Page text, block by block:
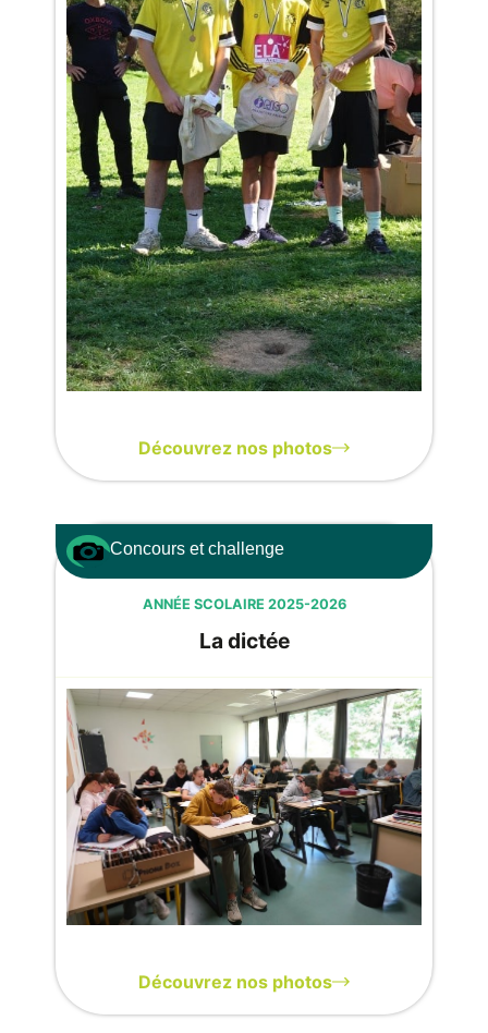
Découvrez nos photos
Concours et challenge
ANNÉE SCOLAIRE 2025-2026
La dictée
Découvrez nos photos